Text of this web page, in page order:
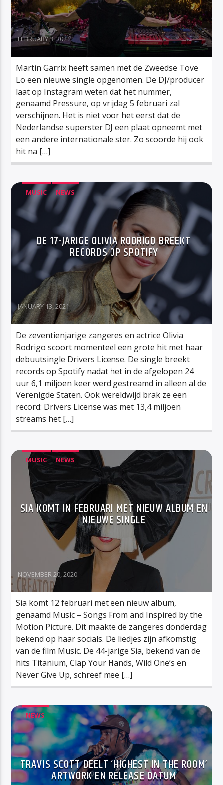
FEBRUARY 3, 2021
Martin Garrix heeft samen met de Zweedse Tove
Lo een nieuwe single opgenomen. De DJ/producer
laat op Instagram weten dat het nummer,
genaamd Pressure, op vrijdag 5 februari zal
verschijnen. Het is niet voor het eerst dat de
Nederlandse superster DJ een plaat opneemt met
een andere internationale ster. Zo scoorde hij ook
hit na […]
MUSIC NEWS
DE 17-JARIGE OLIVIA RODRIGO BREEKT
RECORDS OP SPOTIFY
JANUARY 13, 2021
De zeventienjarige zangeres en actrice Olivia
Rodrigo scoort momenteel een grote hit met haar
debuutsingle Drivers License. De single breekt
records op Spotify nadat het in de afgelopen 24
uur 6,1 miljoen keer werd gestreamd in alleen al de
Verenigde Staten. Ook wereldwijd brak ze een
record: Drivers License was met 13,4 miljoen
streams het […]
MUSIC NEWS
SIA KOMT IN FEBRUARI MET NIEUW ALBUM EN
NIEUWE SINGLE
NOVEMBER 20, 2020
Sia komt 12 februari met een nieuw album,
genaamd Music – Songs From and Inspired by the
Motion Picture. Dit maakte de zangeres donderdag
bekend op haar socials. De liedjes zijn afkomstig
van de film Music. De 44-jarige Sia, bekend van de
hits Titanium, Clap Your Hands, Wild One’s en
Never Give Up, schreef mee […]
NEWS
TRAVIS SCOTT DEELT ‘HIGHEST IN THE ROOM’
ARTWORK EN RELEASE DATUM